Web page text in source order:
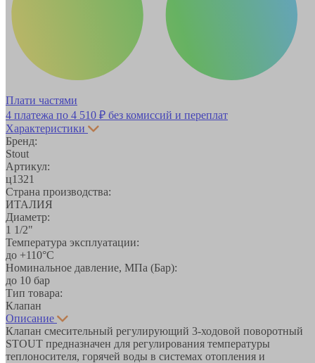
Плати частями
4 платежа по 4 510 ₽ без комиссий и переплат
Характеристики
Бренд:
Stout
Артикул:
ц1321
Страна производства:
ИТАЛИЯ
Диаметр:
1 1/2"
Температура эксплуатации:
до +110°С
Номинальное давление, МПа (Бар):
до 10 бар
Тип товара:
Клапан
Описание
Клапан смесительный регулирующий 3-ходовой поворотный
STOUT предназначен для регулирования температуры
теплоносителя, горячей воды в системах отопления и